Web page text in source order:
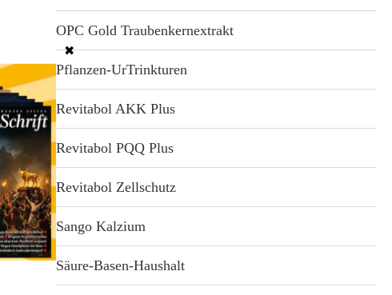
✖
OPC Gold Traubenkernextrakt
Pflanzen-UrTrinkturen
Revitabol AKK Plus
Revitabol PQQ Plus
Revitabol Zellschutz
Sango Kalzium
Säure-Basen-Haushalt